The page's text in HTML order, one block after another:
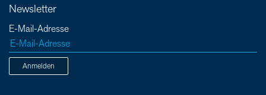
Newsletter
E-Mail-Adresse
Anmelden